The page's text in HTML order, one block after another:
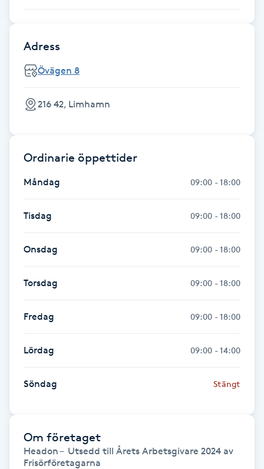
Hyaluronsyra
Hårbottenbehandling
Hälsprickor
IR-massage
Adress
Övägen 8
216 42, Limhamn
Ordinarie öppettider
Måndag 09:00 - 18:00
Tisdag 09:00 - 18:00
Onsdag 09:00 - 18:00
Torsdag 09:00 - 18:00
Fredag 09:00 - 18:00
Lördag 09:00 - 14:00
Söndag Stängt
Om företaget
Headon –  Utsedd till Årets Arbetsgivare 2024 av
Frisörföretagarna